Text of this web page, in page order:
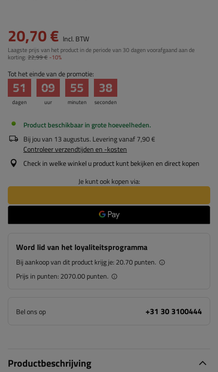
20,70 € Incl. BTW
Laagste prijs van het product in de periode van 30 dagen voorafgaand aan de
korting: 22,99 € -10%
Tot het einde van de promotie:
dagen
51
uur
09
minuten
55
seconden
38
Product beschikbaar in grote hoeveelheden
Bij jou van 13 augustus. Levering vanaf7,90 €
Controleer verzendtijden en -kosten
Check in welke winkel u product kunt bekijken en direct kopen
Je kunt ook kopen via:
Word lid van het loyaliteitsprogramma
Bij aankoop van dit product krijg je: 20.70 punten.
Prijs in punten: 2070.00 punten.
Bel ons op +31 30 3100444
Productbeschrijving